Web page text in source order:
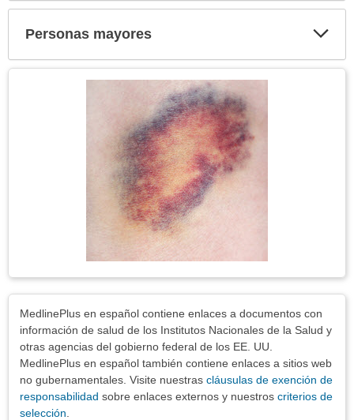
Personas mayores
MedlinePlus en español contiene enlaces a documentos con
información de salud de los Institutos Nacionales de la Salud y
otras agencias del gobierno federal de los EE. UU.
MedlinePlus en español también contiene enlaces a sitios web
no gubernamentales. Visite nuestras cláusulas de exención de
responsabilidad sobre enlaces externos y nuestros criterios de
selección